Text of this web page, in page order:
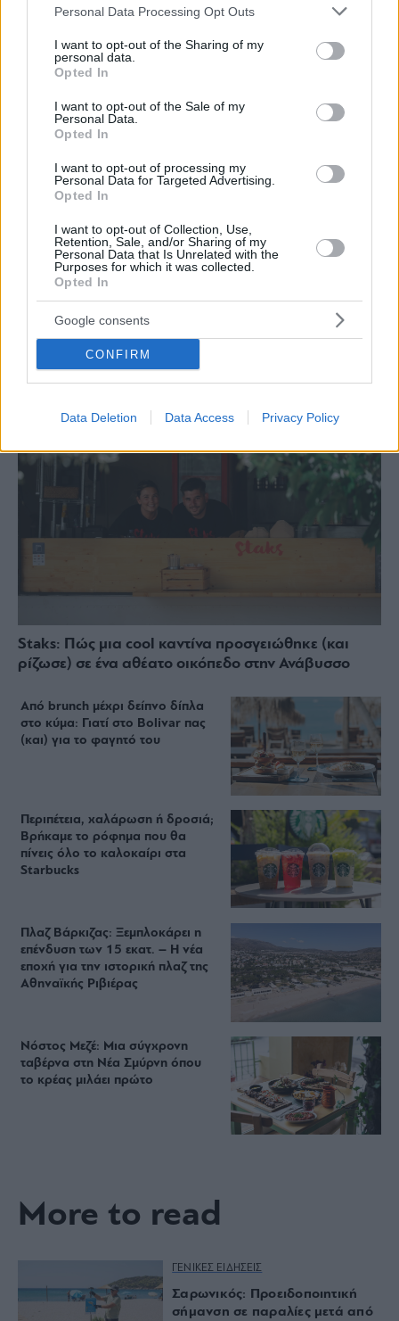
Please note that this website/app uses one or more Google
not limited to your visit or usage behaviour. You may click to
grant or deny consent to Google and its third-party tags to
use your data for below specified purposes in below Google
consent section.
Personal Data Processing Opt Outs
I want to opt-out of the Sharing of my
personal data.
Opted In
I want to opt-out of the Sale of my
Personal Data.
Opted In
I want to opt-out of processing my
Personal Data for Targeted Advertising.
Opted In
I want to opt-out of Collection, Use,
Retention, Sale, and/or Sharing of my
Personal Data that Is Unrelated with the
Purposes for which it was collected.
Opted In
Google consents
CONFIRM
Data Deletion Data Access Privacy Policy
ΔΙΑΒΑΣΤΕ ΑΚΟΜΑ
Staks: Πώς μια cool καντίνα προσγειώθηκε (και
ρίζωσε) σε ένα αθέατο οικόπεδο στην Ανάβυσσο
Από brunch μέχρι δείπνο δίπλα
στο κύμα: Γιατί στο Bolivar πας
(και) για το φαγητό του
Περιπέτεια, χαλάρωση ή δροσιά;
Βρήκαμε το ρόφημα που θα
πίνεις όλο το καλοκαίρι στα
Starbucks
Πλαζ Βάρκιζας: Ξεμπλοκάρει η
επένδυση των 15 εκατ. – Η νέα
εποχή για την ιστορική πλαζ της
Αθηναϊκής Ριβιέρας
Νόστος Μεζέ: Μια σύγχρονη
ταβέρνα στη Νέα Σμύρνη όπου
το κρέας μιλάει πρώτο
More to read
ΓΕΝΙΚΕΣ ΕΙΔΗΣΕΙΣ
Σαρωνικός: Προειδοποιητική
σήμανση σε παραλίες μετά από